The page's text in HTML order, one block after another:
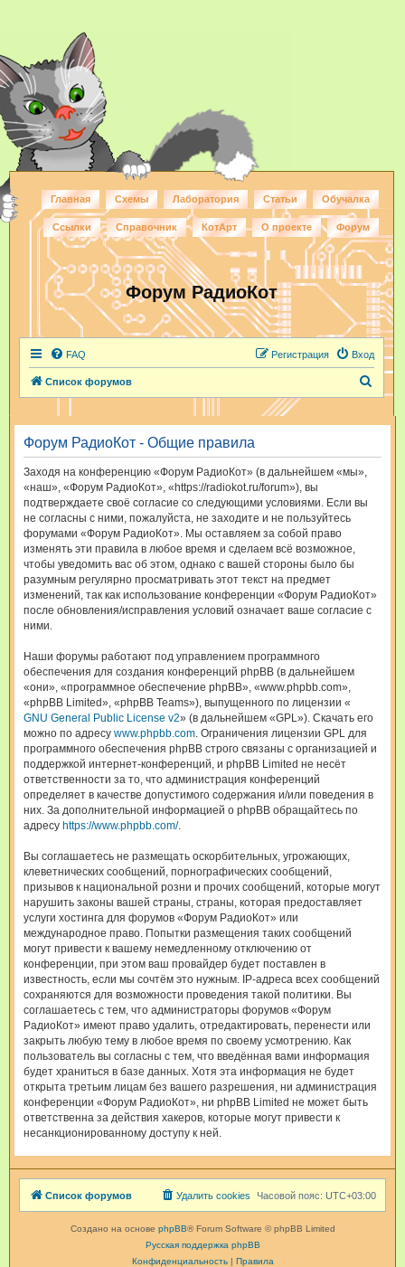
Главная Схемы Лаборатория Статьи Обучалка
Ссылки Справочник КотАрт О проекте Форум
Форум РадиоКот
FAQ Вход
Регистрация
Список форумов
и
Форум РадиоКот - Общие правила
Заходя на конференцию «Форум РадиоКот» (в дальнейшем «мы»,
«наш», «Форум РадиоКот», «https://radiokot.ru/forum»), вы
подтверждаете своё согласие со следующими условиями. Если вы
не согласны с ними, пожалуйста, не заходите и не пользуйтесь
форумами «Форум РадиоКот». Мы оставляем за собой право
изменять эти правила в любое время и сделаем всё возможное,
чтобы уведомить вас об этом, однако с вашей стороны было бы
разумным регулярно просматривать этот текст на предмет
изменений, так как использование конференции «Форум РадиоКот»
после обновления/исправления условий означает ваше согласие с
ними.
Наши форумы работают под управлением программного
обеспечения для создания конференций phpBB (в дальнейшем
«они», «программное обеспечение phpBB», «www.phpbb.com»,
«phpBB Limited», «phpBB Teams»), выпущенного по лицензии «
GNU General Public License v2» (в дальнейшем «GPL»). Скачать его
можно по адресу www.phpbb.com. Ограничения лицензии GPL для
программного обеспечения phpBB строго связаны с организацией и
поддержкой интернет-конференций, и phpBB Limited не несёт
ответственности за то, что администрация конференций
определяет в качестве допустимого содержания и/или поведения в
них. За дополнительной информацией о phpBB обращайтесь по
адресу https://www.phpbb.com/.
Вы соглашаетесь не размещать оскорбительных, угрожающих,
клеветнических сообщений, порнографических сообщений,
призывов к национальной розни и прочих сообщений, которые могут
нарушить законы вашей страны, страны, которая предоставляет
услуги хостинга для форумов «Форум РадиоКот» или
международное право. Попытки размещения таких сообщений
могут привести к вашему немедленному отключению от
конференции, при этом ваш провайдер будет поставлен в
известность, если мы сочтём это нужным. IP-адреса всех сообщений
сохраняются для возможности проведения такой политики. Вы
соглашаетесь с тем, что администраторы форумов «Форум
РадиоКот» имеют право удалить, отредактировать, перенести или
закрыть любую тему в любое время по своему усмотрению. Как
пользователь вы согласны с тем, что введённая вами информация
будет храниться в базе данных. Хотя эта информация не будет
открыта третьим лицам без вашего разрешения, ни администрация
конференции «Форум РадиоКот», ни phpBB Limited не может быть
ответственна за действия хакеров, которые могут привести к
несанкционированному доступу к ней.
Список форумов Часовой пояс: UTC+03:00
Удалить cookies
Создано на основе phpBB® Forum Software © phpBB Limited
Русская поддержка phpBB
Конфиденциальность| Правила